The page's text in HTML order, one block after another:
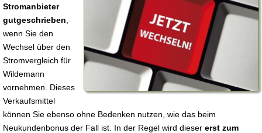
Stromanbieter
gutgeschrieben
wenn Sie den
Wechsel über den
Stromvergleich für
Wildemann
vornehmen. Dieses
Verkaufsmittel
können Sie ebenso ohne Bedenken nutzen, wie das beim
Neukundenbonus der Fall ist. In der Regel wird dieser erst zum